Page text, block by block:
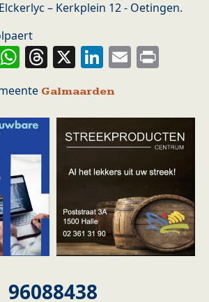
– Kerkplein 12 - Oetingen.
WhatsApp
Threads
X LinkedIn
Email
Galmaarden
96088438